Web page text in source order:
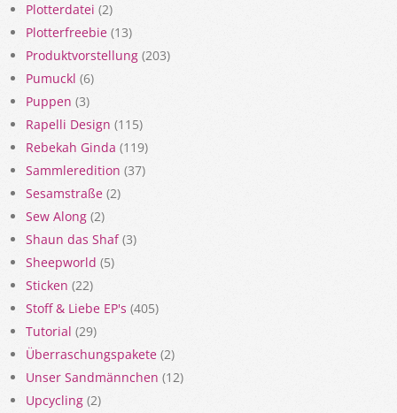
Plotterdatei (2)
Plotterfreebie (13)
Produktvorstellung (203)
Pumuckl (6)
Puppen (3)
Rapelli Design (115)
Rebekah Ginda (119)
Sammleredition (37)
Sesamstraße (2)
Sew Along (2)
Shaun das Shaf(3)
Sheepworld (5)
Sticken (22)
Stoff & Liebe EP's (405)
Tutorial (29)
Überraschungspakete (2)
Unser Sandmännchen (12)
Upcycling (2)